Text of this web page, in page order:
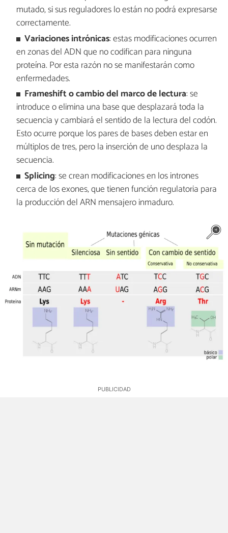
mutado, si sus reguladores lo están no podrá expresarse
correctamente.
Variaciones intrónicas: estas modificaciones ocurren
en zonas del ADN que no codifican para ninguna
proteína. Por esta razón no se manifestarán como
enfermedades.
Frameshift o cambio del marco de lectura: se
introduce o elimina una base que desplazará toda la
secuencia y cambiará el sentido de la lectura del codón.
Esto ocurre porque los pares de bases deben estar en
múltiplos de tres, pero la inserción de uno desplaza la
secuencia.
Splicing: se crean modificaciones en los intrones
cerca de los exones, que tienen función regulatoria para
la producción del ARN mensajero inmaduro.